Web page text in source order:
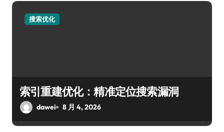
搜索优化
索引重建优化：精准定位搜索漏洞
dawei 8 月 4, 2026